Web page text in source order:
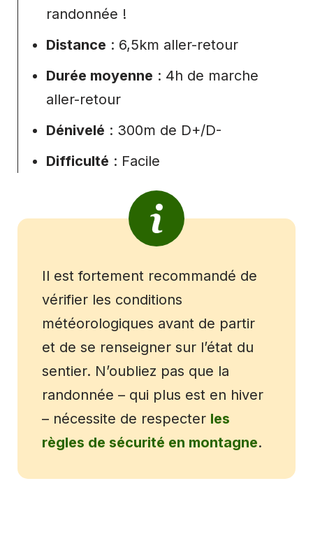
randonnée !
Distance : 6,5km aller-retour
Durée moyenne : 4h de marche
aller-retour
Dénivelé : 300m de D+/D-
Difficulté : Facile
Il est fortement recommandé de
vérifier les conditions
météorologiques avant de partir
et de se renseigner sur l’état du
sentier. N’oubliez pas que la
randonnée – qui plus est en hiver
– nécessite de respecter les
règles de sécurité en montagne.